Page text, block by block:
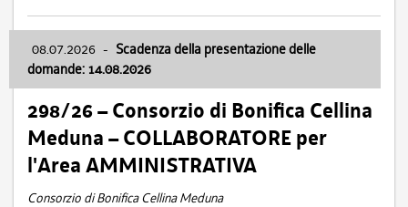
08.07.2026 - Scadenza della presentazione delle
domande: 14.08.2026
298/26 – Consorzio di Bonifica Cellina
Meduna – COLLABORATORE per
l'Area AMMINISTRATIVA
Consorzio di Bonifica Cellina Meduna